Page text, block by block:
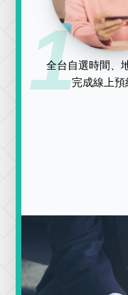
1
全台自選時間、
完成線上預